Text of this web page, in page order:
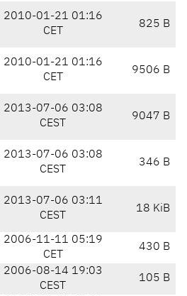
2010-01-21 01:16
CET
825 B
2010-01-21 01:16
CET
9506 B
2013-07-06 03:08
CEST
9047 B
2013-07-06 03:08
CEST
346 B
2013-07-06 03:11
CEST
18 KiB
2006-11-11 05:19
CET
430 B
2006-08-14 19:03
CEST
105 B